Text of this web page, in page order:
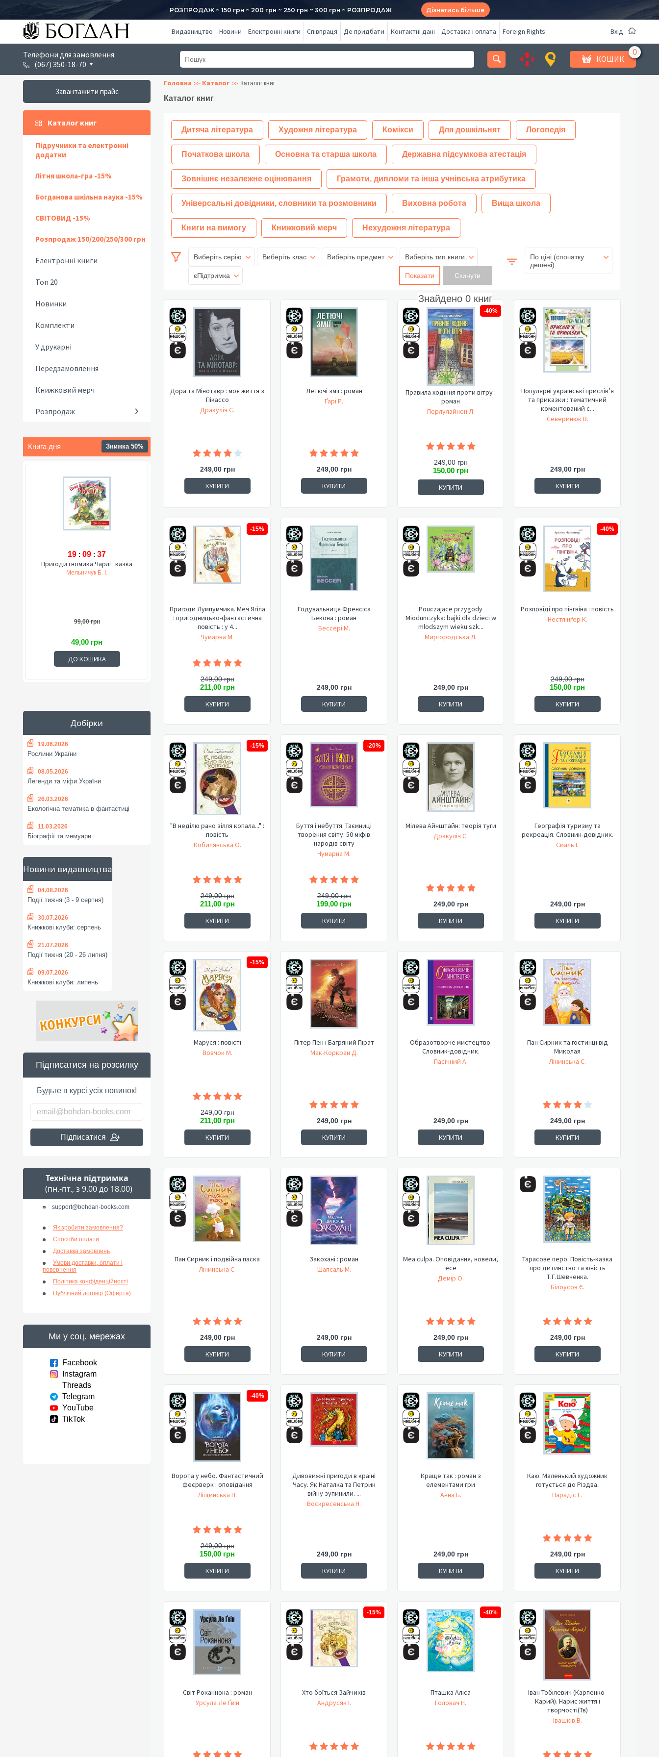
РОЗПРОДАЖ ~ 150 грн ~ 200 грн ~ 250 грн ~ 300 грн ~ РОЗПРОДАЖ Дізнатись більше
Видавництво Новини Електронні книги Співпраця Де придбати Контактні дані Доставка і оплата Foreign Rights Вхід
Телефони для замовлення:
(067) 350-18-70
КОШИК
Завантажити прайс
Каталог книг
Підручники та електронні
додатки
Літня школа-гра -15%
Богданова шкільна наука -15%
СВІТОВИД -15%
Розпродаж 150/200/250/300 грн
Електронні книги
Топ 20
Новинки
Комплекти
У друкарні
Передзамовлення
Книжковий мерч
Розпродаж
Книга дня Знижка 50%
19 : 09 : 36
Пригоди гномика Чарлі : казка
Мельничук Б. І.
99,00 грн
49,00 грн
ДО КОШИКА
Добірки
19.06.2026
Рослини України
08.05.2026
Легенди та міфи України
26.03.2026
Екологічна тематика в фантастиці
11.03.2026
Біографії та мемуари
Новини видавництва
04.08.2026
Події тижня (3 - 9 серпня)
30.07.2026
Книжкові клуби: серпень
21.07.2026
Події тижня (20 - 26 липня)
09.07.2026
Книжкові клуби: липень
Підписатися на розсилку
Будьте в курсі усіх новинок!
Підписатися
Технічна підтримка
(пн.-пт., з 9.00 до 18.00)
support@bohdan-books.com
Як зробити замовлення?
Способи оплати
Доставка замовлень
Умови доставки, оплати і
повернення
Політика конфіденційності
Публічний договір (Оферта)
Ми у соц. мережах
Facebook
Instagram
Threads
Telegram
YouTube
TikTok
Головна Каталог Каталог книг
Каталог книг
Дитяча література Художня література Комікси Для дошкільнят Логопедія
Початкова школа Основна та старша школа Державна підсумкова атестація
Зовнішнє незалежне оцінювання Грамоти, дипломи та інша учнівська атрибутика
Універсальні довідники, словники та розмовники Виховна робота Вища школа
Книги на вимогу Книжковий мерч Нехудожня література
Виберіть серію Виберіть клас Виберіть предмет Виберіть тип книги
єПідтримка Показати
Знайдено 0 книг
По ціні (спочатку
дешеві)
Дора та Мінотавр : моє життя з
Пікассо
Дракуліч С.
249,00 грн
КУПИТИ
Летючі змії : роман
Ґарі Р.
249,00 грн
КУПИТИ
-40%
Правила ходіння проти вітру :
роман
Перлулайнен Л.
249,00 грн
150,00 грн
КУПИТИ
Популярні українські прислів’я
та приказки : тематичний
коментований с...
Северинюк В.
249,00 грн
КУПИТИ
-15%
Пригоди Лумпумчика. Меч Ягіла
: пригодницько-фантастична
повість : у 4...
Чумарна М.
249,00 грн
211,00 грн
КУПИТИ
Годувальниця Френсіса
Бекона : роман
Бессері М.
249,00 грн
КУПИТИ
Pouczajace przygody
Miodunczyka: bajki dla dzieci w
mlodszym wieku szk...
Миргородська Л.
249,00 грн
КУПИТИ
-40%
Розповіді про пінгвіна : повість
Нестлінґер К.
249,00 грн
150,00 грн
КУПИТИ
-15%
"В неділю рано зілля копала..." :
повість
Кобилянська О.
249,00 грн
211,00 грн
КУПИТИ
-20%
Буття і небуття. Таємниці
творення світу. 50 міфів
народів світу
Чумарна М.
249,00 грн
199,00 грн
КУПИТИ
Мілева Айнштайн: теорія туги
Дракуліч С.
249,00 грн
КУПИТИ
Географія туризму та
рекреація. Словник-довідник.
Смаль І.
249,00 грн
КУПИТИ
-15%
Маруся : повісті
Вовчок М.
249,00 грн
211,00 грн
КУПИТИ
Пітер Пен і Багряний Пірат
Мак-Коркран Д.
249,00 грн
КУПИТИ
Образотворче мистецтво.
Словник-довідник.
Пасічний А.
249,00 грн
КУПИТИ
Пан Сирник та гостинці від
Миколая
Лінинська С.
249,00 грн
КУПИТИ
Пан Сирник і подвійна паска
Лінинська С.
249,00 грн
КУПИТИ
Закохані : роман
Шапсаль М.
249,00 грн
КУПИТИ
Mea culpa. Оповідання, новели,
есе
Демір О.
249,00 грн
КУПИТИ
Тарасове перо: Повість-казка
про дитинство та юність
Т.Г.Шевченка.
Білоусов Є.
249,00 грн
КУПИТИ
-40%
Ворота у небо. Фантастичний
феєрверк : оповідання
Ліщинська Н.
249,00 грн
150,00 грн
КУПИТИ
Дивовижні пригоди в країні
Часу. Як Наталка та Петрик
війну зупинили. ...
Воскресенська Н.
249,00 грн
КУПИТИ
Краще так : роман з
елементами гри
Анна Б.
249,00 грн
КУПИТИ
Каю. Маленький художник
готується до Різдва.
Парадіс Е.
249,00 грн
КУПИТИ
Світ Роканнона : роман
Урсула Ле Ґвін
-15%
Хто боїться Зайчиків
Андрусяк І.
-40%
Пташка Аліса
Головач Н.
Іван Тобілевич (Карпенко-
Карий). Нарис життя і
творчості(Тв)
Івашків В.